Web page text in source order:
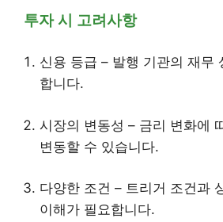
투자 시 고려사항
신용 등급 – 발행 기관의 재무
합니다.
시장의 변동성 – 금리 변화에
변동할 수 있습니다.
다양한 조건 – 트리거 조건과
이해가 필요합니다.